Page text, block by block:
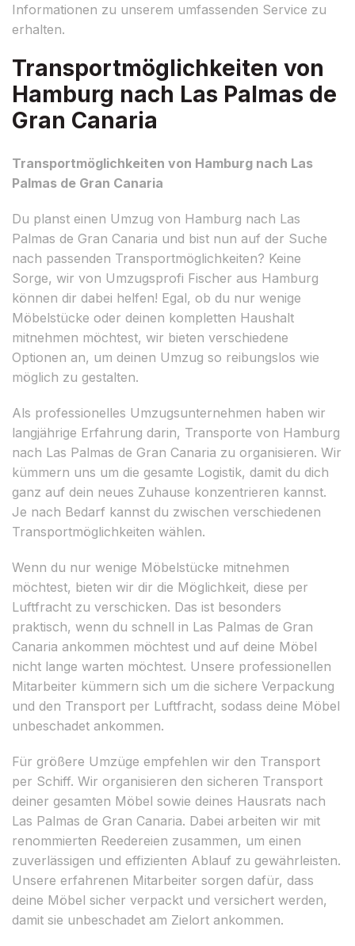
Informationen zu unserem umfassenden Service zu
erhalten.
Transportmöglichkeiten von
Hamburg nach Las Palmas de
Gran Canaria
Transportmöglichkeiten von Hamburg nach Las
Palmas de Gran Canaria
Du planst einen Umzug von Hamburg nach Las
Palmas de Gran Canaria und bist nun auf der Suche
nach passenden Transportmöglichkeiten? Keine
Sorge, wir von Umzugsprofi Fischer aus Hamburg
können dir dabei helfen! Egal, ob du nur wenige
Möbelstücke oder deinen kompletten Haushalt
mitnehmen möchtest, wir bieten verschiedene
Optionen an, um deinen Umzug so reibungslos wie
möglich zu gestalten.
Als professionelles Umzugsunternehmen haben wir
langjährige Erfahrung darin, Transporte von Hamburg
nach Las Palmas de Gran Canaria zu organisieren. Wir
kümmern uns um die gesamte Logistik, damit du dich
ganz auf dein neues Zuhause konzentrieren kannst.
Je nach Bedarf kannst du zwischen verschiedenen
Transportmöglichkeiten wählen.
Wenn du nur wenige Möbelstücke mitnehmen
möchtest, bieten wir dir die Möglichkeit, diese per
Luftfracht zu verschicken. Das ist besonders
praktisch, wenn du schnell in Las Palmas de Gran
Canaria ankommen möchtest und auf deine Möbel
nicht lange warten möchtest. Unsere professionellen
Mitarbeiter kümmern sich um die sichere Verpackung
und den Transport per Luftfracht, sodass deine Möbel
unbeschadet ankommen.
Für größere Umzüge empfehlen wir den Transport
per Schiff. Wir organisieren den sicheren Transport
deiner gesamten Möbel sowie deines Hausrats nach
Las Palmas de Gran Canaria. Dabei arbeiten wir mit
renommierten Reedereien zusammen, um einen
zuverlässigen und effizienten Ablauf zu gewährleisten.
Unsere erfahrenen Mitarbeiter sorgen dafür, dass
deine Möbel sicher verpackt und versichert werden,
damit sie unbeschadet am Zielort ankommen.